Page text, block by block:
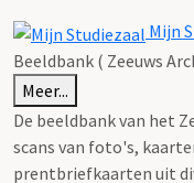
Mijn
Beeldbank ( Zeeuws
Meer...
De beeldbank van het
scans van foto's,
prentbriefkaarten uit